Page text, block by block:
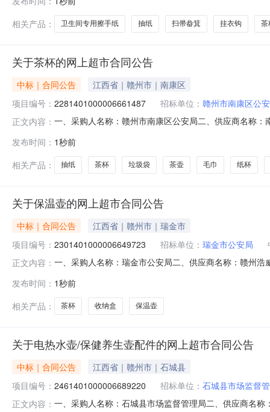
箕扫把雅高扫帚畚箕套1.0019.919.93清风B913AE卫生
相关产品：
卫生间专用擦手纸 抽纸 扫帚畚箕 挂衣钩 茶
关于茶杯的网上超市合同公告
中标｜合同公告
江西省｜赣州市｜南康区
项目编号： 2281401000006661487 招标单位： 赣州市南康区公
正文内容： 一、采购人名称：赣州市南康区公安局二、供应商名称
品牌茶壶个1.0048483清风B22AA5卷筒纸清风/
发布时间： 1秒前
相关产品：
抽纸 茶杯 垃圾袋 茶壶 毛巾 纸杯
关于保温壶的网上超市合同公告
中标｜合同公告
江西省｜赣州市｜瑞金市
项目编号： 2301401000006649723 招标单位： 瑞金市公安局
正文内容： 一、采购人名称：瑞金市公安局二、供应商名称：赣州
温瓶维雅康AHYBH-2.1L个12.0012815362国产高档皮
发布时间： 1秒前
相关产品：
茶杯 收纳盒 保温壶
关于电热水壶/保健养生壶配件的网上超市合同公告
中标｜合同公告
江西省｜赣州市｜石城县
项目编号： 2461401000006689220 招标单位： 石城县市场监督
正文内容： 一、采购人名称：石城县市场监督管理局二、供应商名